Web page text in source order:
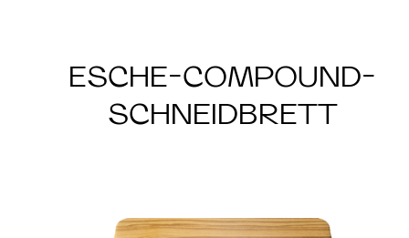
ESCHE-COMPOUND-
SCHNEIDBRETT